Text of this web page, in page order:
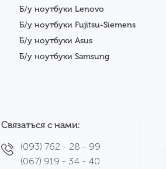
Б/у ноутбуки Lenovo
Б/у ноутбуки Fujitsu-Siemens
Б/у ноутбуки Asus
Б/у ноутбуки Samsung
Связаться с нами:
(093) 762 - 28 - 99
(067) 919 - 34 - 40